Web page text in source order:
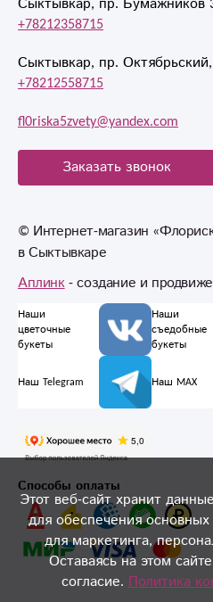
Этот веб-сайт хранит
для обеспечения
для маркетинга,
Оставаясь на этом
согласие.Политика
+78212358715
Сыктывкар, пр.
+78212558715
fl0riska5zvety@yandex.com
Заказать звонок
© Интернет-магазин
в Сыктывкаре
Аплинк- создание и
Наши
цветочные
букеты
Наши
съедобные
букеты
Наш Telegram Наш MAX
Способы оплаты